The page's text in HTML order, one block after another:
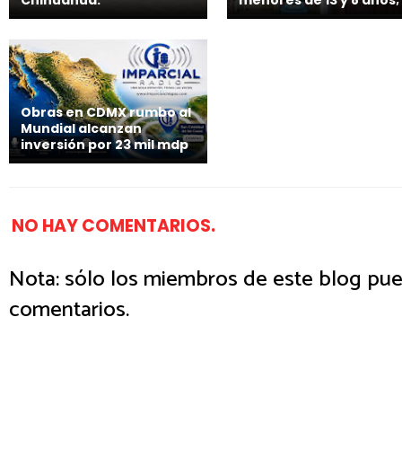
Obras en CDMX rumbo al
Mundial alcanzan
inversión por 23 mil mdp
NO HAY COMENTARIOS.
Nota: sólo los miembros de este blog
comentarios.